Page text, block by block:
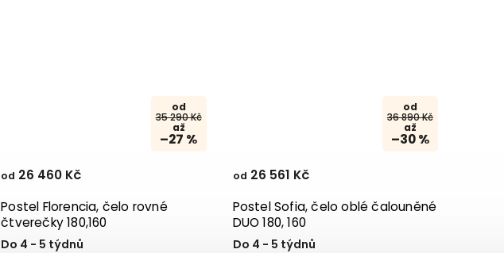
od
35 290 Kč
až
–27 %
Postel Florencia, čelo rovné
čtverečky 180,160
Do 4 - 5 týdnů
od 26 460 Kč
od
36 890 Kč
až
–30 %
Postel Sofia, čelo oblé čalouněné
DUO 180, 160
Do 4 - 5 týdnů
od 26 561 Kč